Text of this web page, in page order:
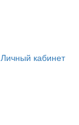
Личный кабинет